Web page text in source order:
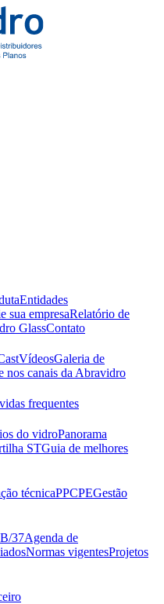
Entidades
sua empresaRelatório de
GlassContato
VídeosGaleria de
nos canais da Abravidro
frequentes
do vidroPanorama
STGuia de melhores
técnicaPPCPEGestão
37Agenda de
Normas vigentesProjetos